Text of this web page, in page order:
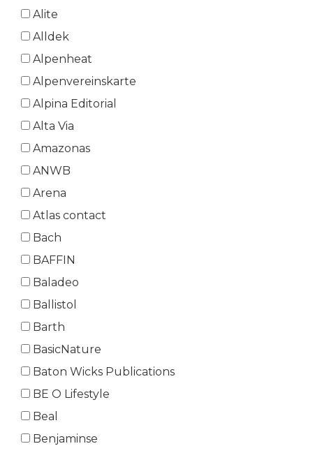
Alite
Alldek
Alpenheat
Alpenvereinskarte
Alpina Editorial
Alta Via
Amazonas
ANWB
Arena
Atlas contact
Bach
BAFFIN
Baladeo
Ballistol
Barth
BasicNature
Baton Wicks Publications
BE O Lifestyle
Beal
Benjaminse